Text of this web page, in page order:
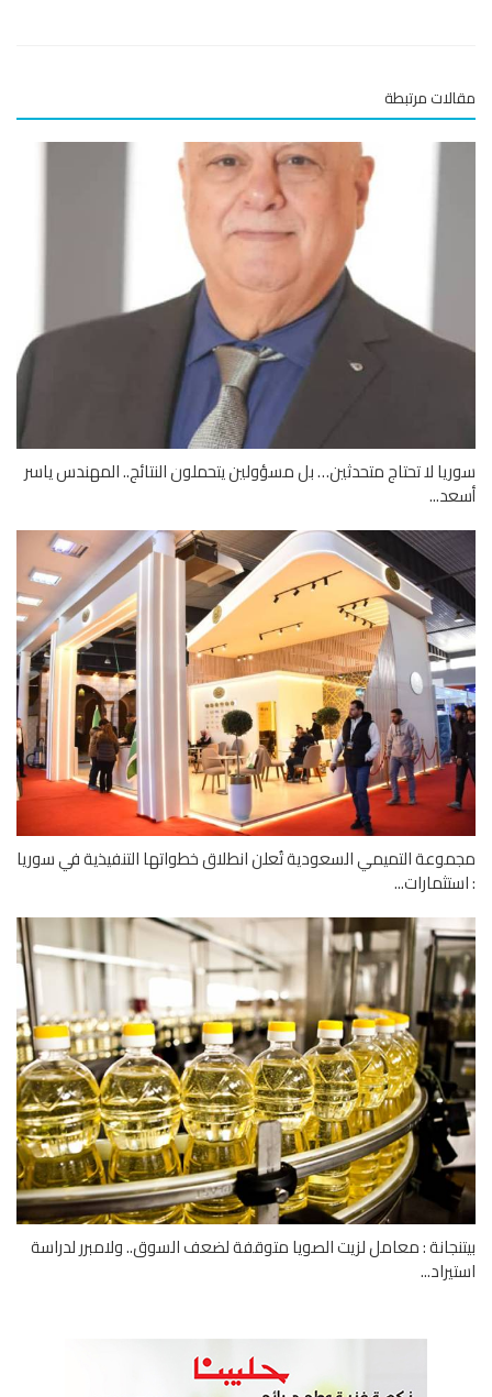
مرتبطة
لا تحتاج متحدثين… بل مسؤولين يتحملون النتائج.. المهندس ياسر
التميمي السعودية تُعلن انطلاق خطواتها التنفيذية في سوريا
: معامل لزيت الصويا متوقفة لضعف السوق.. ولامبرر لدراسة